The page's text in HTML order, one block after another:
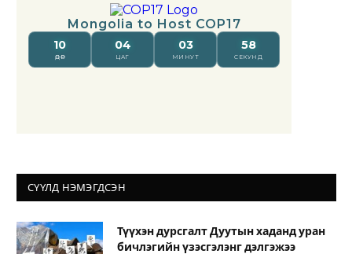
СҮҮЛД НЭМЭГДСЭН
Түүхэн дурсгалт Дуутын хаданд уран
бичлэгийн үзэсгэлэнг дэлгэжээ